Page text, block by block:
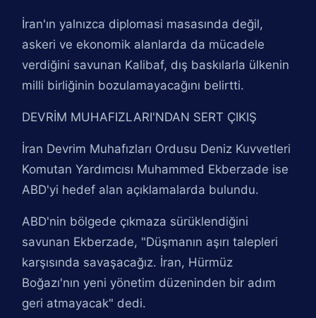
İran'ın yalnızca diplomasi masasında değil,
askeri ve ekonomik alanlarda da mücadele
verdiğini savunan Kalibaf, dış baskılarla ülkenin
milli birliğinin bozulamayacağını belirtti.
DEVRİM MUHAFIZLARI'NDAN SERT ÇIKIŞ
İran Devrim Muhafızları Ordusu Deniz Kuvvetleri
Komutan Yardımcısı Muhammed Ekberzade ise
ABD'yi hedef alan açıklamalarda bulundu.
ABD'nin bölgede çıkmaza sürüklendiğini
savunan Ekberzade, "Düşmanın aşırı talepleri
karşısında savaşacağız. İran, Hürmüz
Boğazı'nın yeni yönetim düzeninden bir adım
geri atmayacak" dedi.